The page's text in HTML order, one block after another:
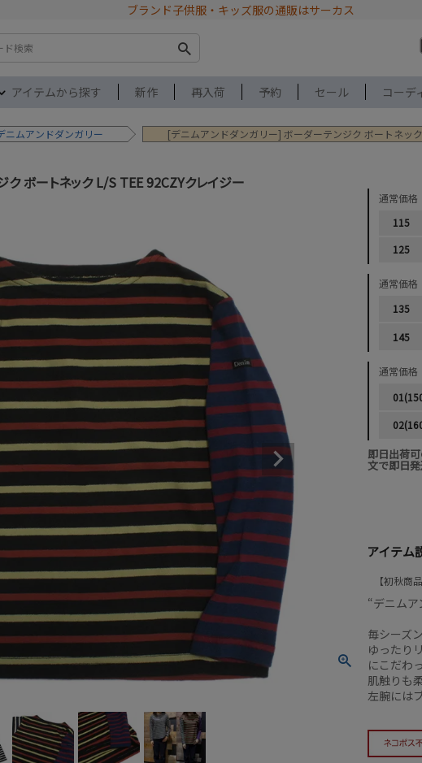
ブランド子供服・キッズ服の通販はサーカス
アイテムから探す 新作 再入荷 予約 セール コーデ
ニムアンドダンガリー [デニムアンドダンガリー] ボーダーテンジク ボートネッ
ク ボートネック L/S TEE 92CZYクレイジー
通常価格
115
125
通常価格
135
145
通常価格
即日出荷
文で即日発
アイテム
初秋商品
“デニム
毎シーズ
ゆったり
にこだわ
肌触りも
左腕には